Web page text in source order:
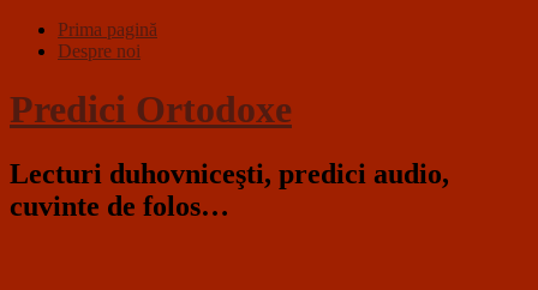
Prima pagină
Despre noi
Predici Ortodoxe
Lecturi duhovniceşti, predici audio,
cuvinte de folos…